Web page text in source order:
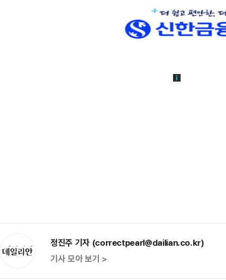
정진주 기자 (correctpearl@dailian.co.kr)
기사 모아 보기 >